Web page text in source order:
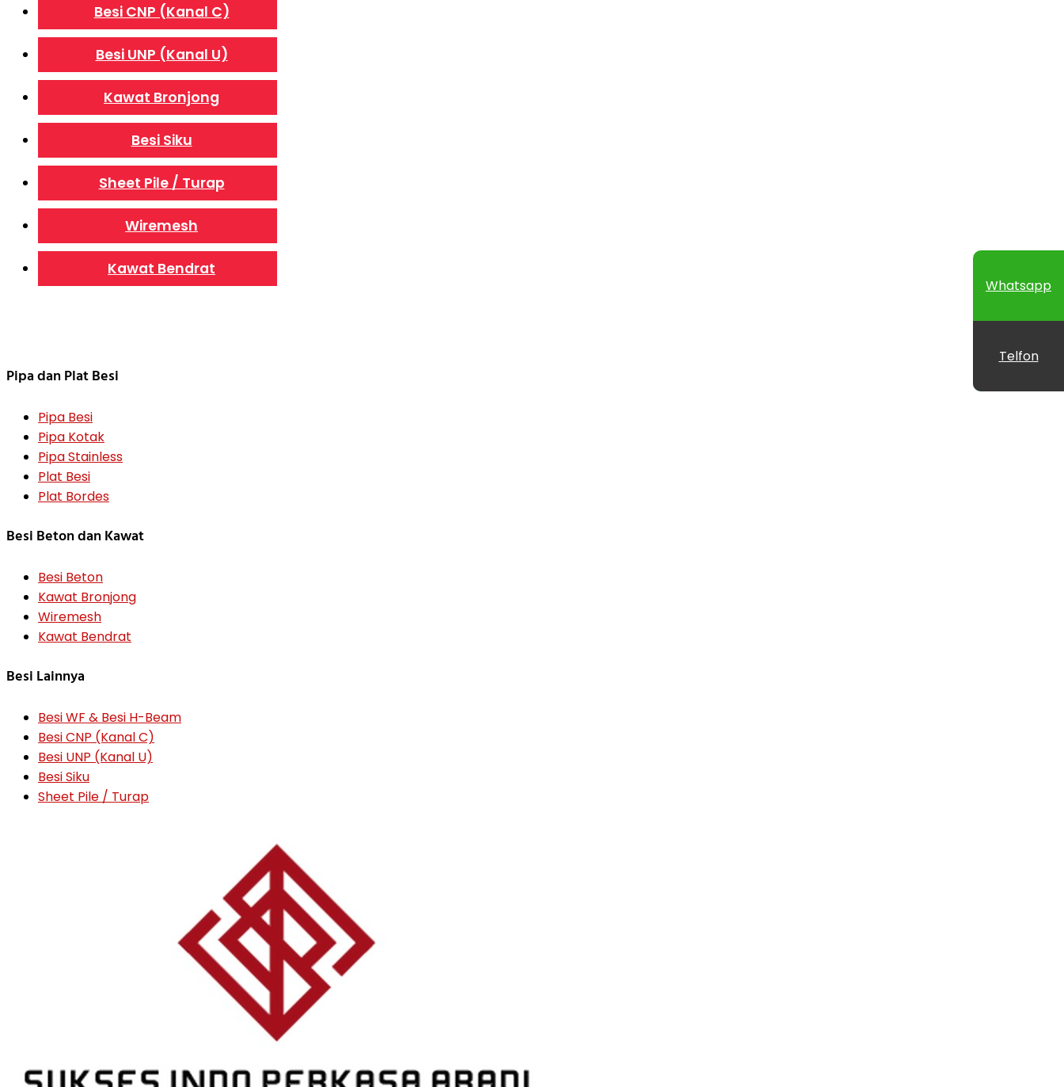
Besi CNP (Kanal C)
Besi UNP (Kanal U)
Kawat Bronjong
Besi Siku
Sheet Pile / Turap
Wiremesh
Kawat Bendrat
Pipa dan Plat Besi
Pipa Besi
Pipa Kotak
Pipa Stainless
Plat Besi
Plat Bordes
Besi Beton dan Kawat
Besi Beton
Kawat Bronjong
Wiremesh
Kawat Bendrat
Besi Lainnya
Besi WF & Besi H-Beam
Besi CNP (Kanal C)
Besi UNP (Kanal U)
Besi Siku
Sheet Pile / Turap
Whatsapp
Telfon